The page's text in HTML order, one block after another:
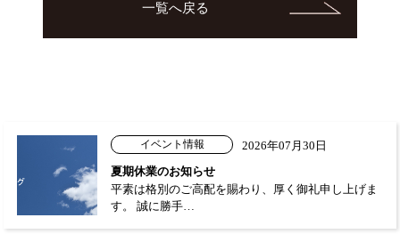
一覧へ戻る
イベント情報
2026年07月30日
夏期休業のお知らせ
平素は格別のご高配を賜わり、厚く御礼申し上げま
す。 誠に勝手…